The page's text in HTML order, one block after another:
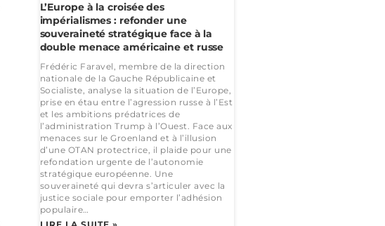
L’Europe à la croisée des
impérialismes : refonder une
souveraineté stratégique face à la
double menace américaine et russe
Frédéric Faravel, membre de la direction
nationale de la Gauche Républicaine et
Socialiste, analyse la situation de l’Europe,
prise en étau entre l’agression russe à l’Est
et les ambitions prédatrices de
l’administration Trump à l’Ouest. Face aux
menaces sur le Groenland et à l’illusion
d’une OTAN protectrice, il plaide pour une
refondation urgente de l’autonomie
stratégique européenne. Une
souveraineté qui devra s’articuler avec la
justice sociale pour emporter l’adhésion
populaire…